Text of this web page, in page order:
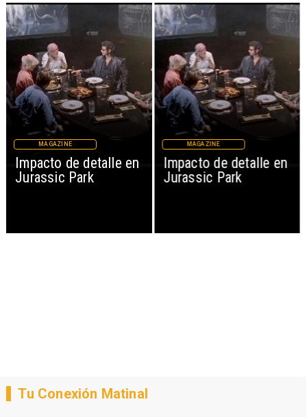
Impacto de detalle en
Jurassic Park
MAGAZINE
Impacto de detalle en
Jurassic Park
MAGAZINE
Tu Conexión Matinal